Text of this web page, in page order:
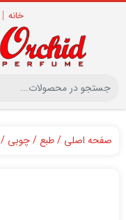
خانه
صفحه اصلی طبع چوبی